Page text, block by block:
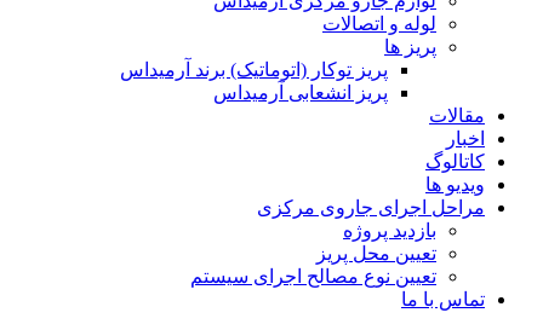
لوله و اتصالات
پریز ها
پریز توکار (اتوماتیک) برند آرمیداس
پریز انشعابی آرمیداس
مقالات
اخبار
کاتالوگ
ویدیو ها
مراحل اجرای جاروی مرکزی
بازدید پروژه
تعیین محل پریز
تعیین نوع مصالح اجرای سیستم
تماس با ما